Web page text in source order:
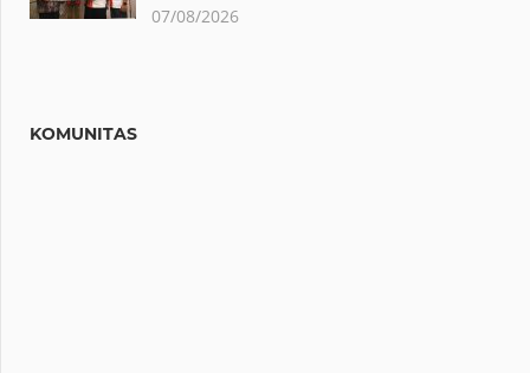
07/08/2026
KOMUNITAS